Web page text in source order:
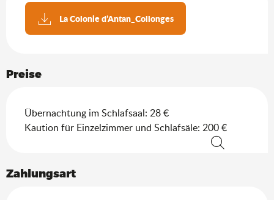
La Colonie d’Antan_Collonges
Preise
Übernachtung im Schlafsaal: 28 €
Kaution für Einzelzimmer und Schlafsäle: 200 €
Zahlungsart